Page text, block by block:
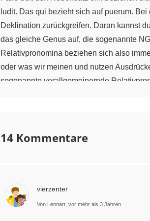
ludit. Das qui bezieht sich auf puerum.
Deklination zurückgreifen. Daran kannst
das gleiche Genus auf, die sogenannte
Relativpronomina beziehen sich also
oder was wir meinen und nutzen
sogenannte verallgemeinernde
beschreibt es das Bezugswort näher, ist
cumque stellt wie im Deutschen nur eine
immer. Daher wird das cumque einfach
14 Kommentare
vierzenter
Von Lennart, vor mehr als 3 Jahren